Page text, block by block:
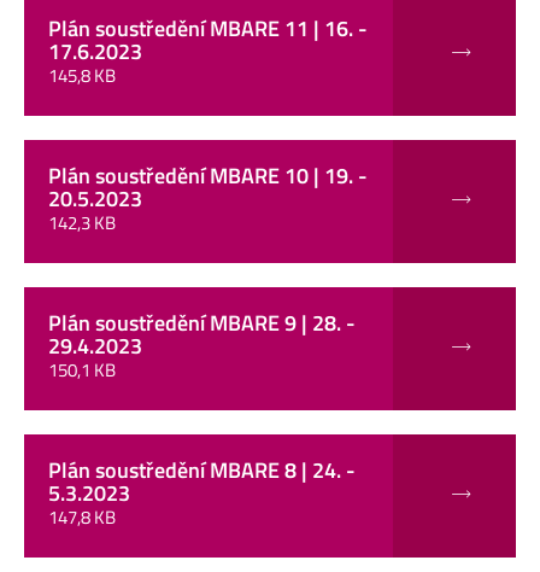
Plán soustředění MBARE 11 | 16. -
17.6.2023
145,8 KB
Plán soustředění MBARE 10 | 19. -
20.5.2023
142,3 KB
Plán soustředění MBARE 9 | 28. -
29.4.2023
150,1 KB
Plán soustředění MBARE 8 | 24. -
5.3.2023
147,8 KB